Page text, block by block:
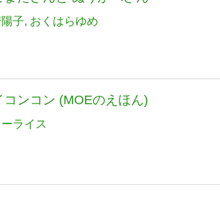
子 おくはらゆめ
コンコン (MOEのえほん)
ライス